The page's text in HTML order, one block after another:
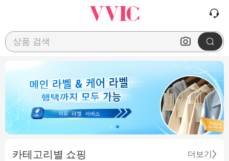
상품 검색
카테고리별 쇼핑 더보기